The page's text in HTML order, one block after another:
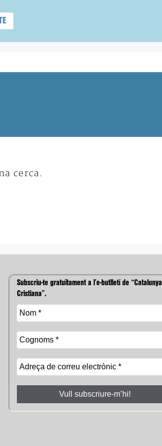
cerca.
Subscriu-te gratuïtament a l’e-butlletí de “Catalunya
Cristiana”.